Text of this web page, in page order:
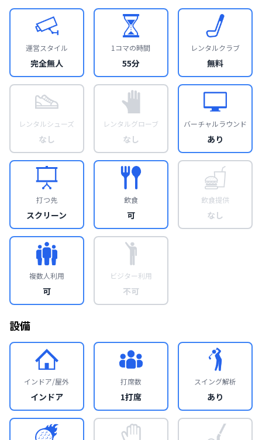
運営スタイル
完全無人
1コマの時間
55分
レンタルクラブ
無料
レンタルシューズ
なし
レンタルグローブ
なし
バーチャルラウンド
あり
打つ先
スクリーン
飲食
可
飲食提供
なし
複数人利用
可
ビジター利用
不可
設備
インドア/屋外
インドア
打席数
1打席
スイング解析
あり